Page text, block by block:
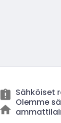
Sähköiset
Olemme